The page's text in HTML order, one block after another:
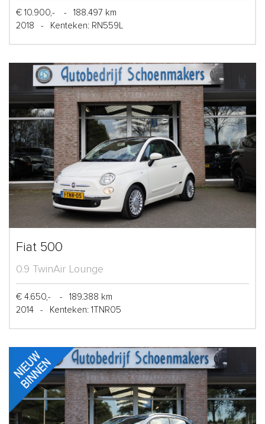
€ 10.900,- -
188.497 km
2018
- Kenteken: RN559L
Fiat 500
0.9 TwinAir Lounge
€ 4.650,- -
189.388 km
2014
- Kenteken: 1TNR05